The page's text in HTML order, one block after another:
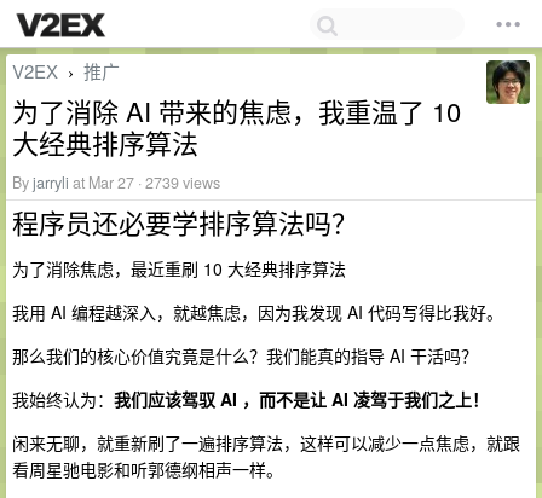
V2EX › 推广
为了消除 AI 带来的焦虑，我重温了 10
大经典排序算法
Byjarryli at Mar 27 · 2739 views
程序员还必要学排序算法吗？
为了消除焦虑，最近重刷 10 大经典排序算法
我用 AI 编程越深入，就越焦虑，因为我发现 AI 代码写得比我好。
那么我们的核心价值究竟是什么？我们能真的指导 AI 干活吗？
我始终认为： 我们应该驾驭 AI ，而不是让 AI 凌驾于我们之上！
闲来无聊，就重新刷了一遍排序算法，这样可以减少一点焦虑，就跟
看周星驰电影和听郭德纲相声一样。